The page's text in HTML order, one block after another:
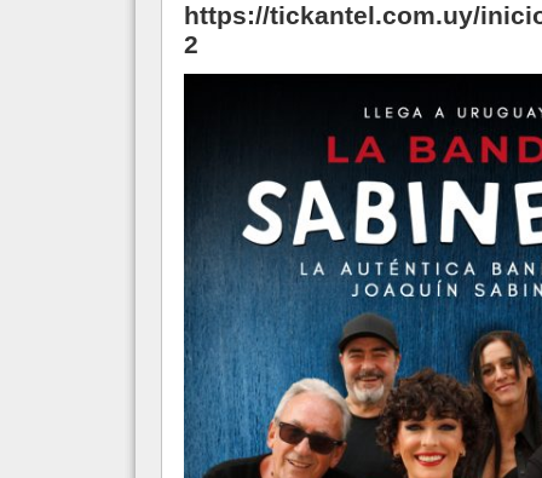
https://tickantel.com.uy/
2